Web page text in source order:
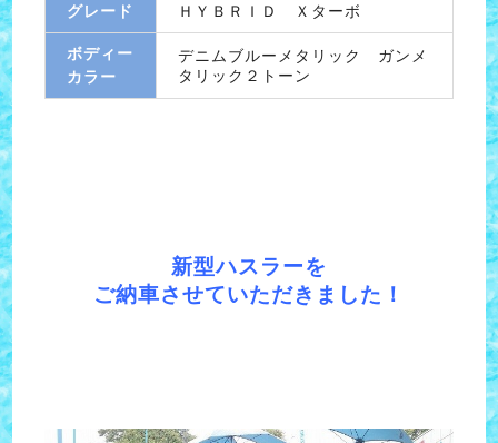
グレード ＨＹＢＲＩＤ Ｘターボ
ボディー
カラー
デニムブルーメタリック ガンメ
タリック２トーン
新型ハスラーを
ご納車させていただきました！